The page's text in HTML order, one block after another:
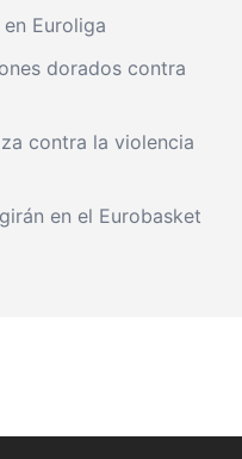
Euroliga
dorados contra
contra la violencia
en el Eurobasket